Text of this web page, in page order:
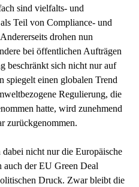
sind vielfalts- und
Teil von Compliance- und
drohen nun
bei öffentlichen Aufträgen
beschränkt sich nicht nur auf
spiegelt einen globalen Trend
Regulierung, die
hatte, wird zunehmend
zurückgenommen.
nicht nur die Europäische
auch der EU Green Deal
Druck. Zwar bleibt die